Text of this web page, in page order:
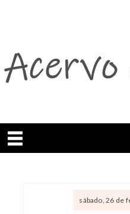
Abrir menu
sábado, 26 de